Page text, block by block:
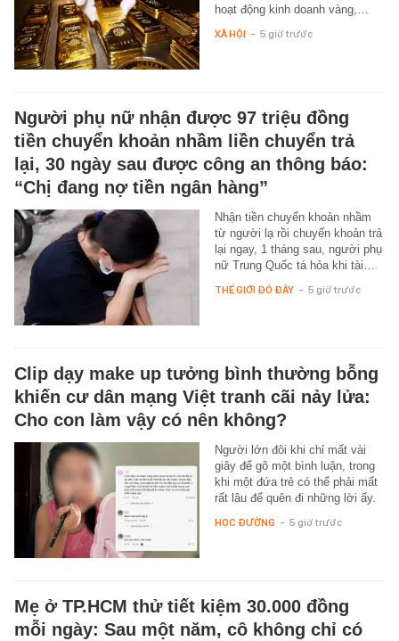
hoạt động kinh doanh vàng,…
XÃ HỘI - 5 giờ trước
Người phụ nữ nhận được 97 triệu đồng
tiền chuyển khoản nhầm liền chuyển trả
lại, 30 ngày sau được công an thông báo:
“Chị đang nợ tiền ngân hàng”
Nhận tiền chuyển khoản nhầm
từ người lạ rồi chuyển khoản trả
lại ngay, 1 tháng sau, người phụ
nữ Trung Quốc tá hỏa khi tài…
THẾ GIỚI ĐÓ ĐÂY - 5 giờ trước
Clip dạy make up tưởng bình thường bỗng
khiến cư dân mạng Việt tranh cãi nảy lửa:
Cho con làm vậy có nên không?
Người lớn đôi khi chỉ mất vài
giây để gõ một bình luận, trong
khi một đứa trẻ có thể phải mất
rất lâu để quên đi những lời ấy.
HỌC ĐƯỜNG - 5 giờ trước
Mẹ ở TP.HCM thử tiết kiệm 30.000 đồng
mỗi ngày: Sau một năm, cô không chỉ có